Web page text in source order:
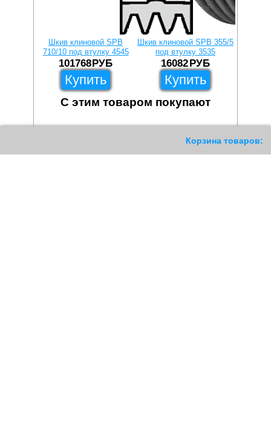
Корзина товаров:
Шкив клиновой SPB
710/10 под втулку 4545
101768РУБ
Купить
Шкив клиновой SPB 355/5
под втулку 3535
16082РУБ
Купить
С этим товаром покупают